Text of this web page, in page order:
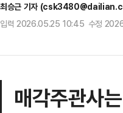
최승근 기자
입력 2026.05.25 10:45 수정
매각주관사